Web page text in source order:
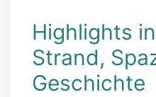
Highlights
Strand,
Geschichte